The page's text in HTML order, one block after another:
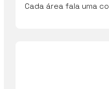
Cada área fala uma